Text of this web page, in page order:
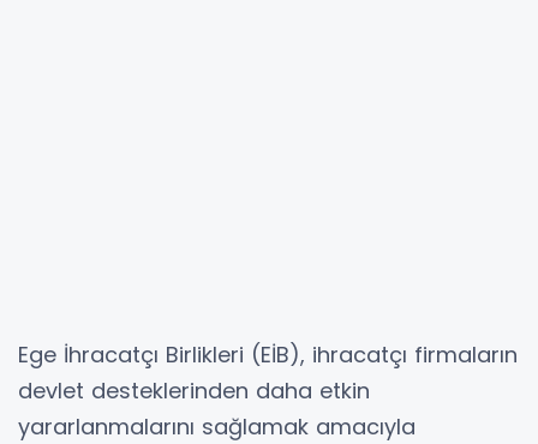
Ege İhracatçı Birlikleri (EİB), ihracatçı firmaların
devlet desteklerinden daha etkin
yararlanmalarını sağlamak amacıyla